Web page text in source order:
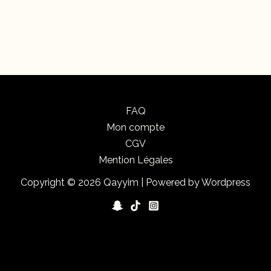
FAQ
Mon compte
CGV
Mention Légales
Copyright © 2026 Qayyim | Powered by Wordpress